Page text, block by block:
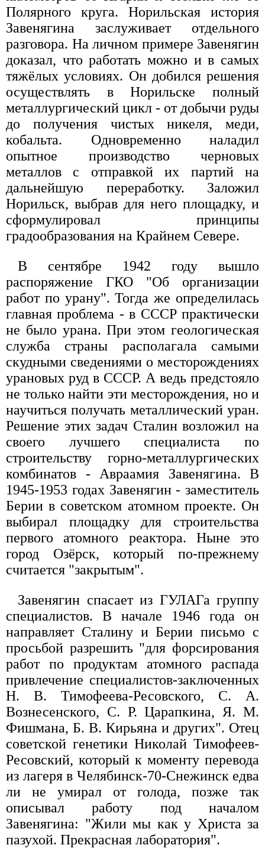
Полярного круга. Норильская история
Завенягина заслуживает отдельного
разговора. На личном примере Завенягин
доказал, что работать можно и в самых
тяжёлых условиях. Он добился решения
осуществлять в Норильске полный
металлургический цикл - от добычи руды
до получения чистых никеля, меди,
кобальта. Одновременно наладил
опытное производство черновых
металлов с отправкой их партий на
дальнейшую переработку. Заложил
Норильск, выбрав для него площадку, и
сформулировал принципы
градообразования на Крайнем Севере.
В сентябре 1942 году вышло
распоряжение ГКО "Об организации
работ по урану". Тогда же определилась
главная проблема - в СССР практически
не было урана. При этом геологическая
служба страны располагала самыми
скудными сведениями о месторождениях
урановых руд в СССР. А ведь предстояло
не только найти эти месторождения, но и
научиться получать металлический уран.
Решение этих задач Сталин возложил на
своего лучшего специалиста по
строительству горно-металлургических
комбинатов - Авраамия Завенягина. В
1945-1953 годах Завенягин - заместитель
Берии в советском атомном проекте. Он
выбирал площадку для строительства
первого атомного реактора. Ныне это
город Озёрск, который по-прежнему
считается "закрытым".
Завенягин спасает из ГУЛАГа группу
специалистов. В начале 1946 года он
направляет Сталину и Берии письмо с
просьбой разрешить "для форсирования
работ по продуктам атомного распада
привлечение специалистов-заключенных
Н. В. Тимофеева-Ресовского, С. А.
Вознесенского, С. Р. Царапкина, Я. М.
Фишмана, Б. В. Кирьяна и других". Отец
советской генетики Николай Тимофеев-
Ресовский, который к моменту перевода
из лагеря в Челябинск-70-Снежинск едва
ли не умирал от голода, позже так
описывал работу под началом
Завенягина: "Жили мы как у Христа за
пазухой. Прекрасная лаборатория".